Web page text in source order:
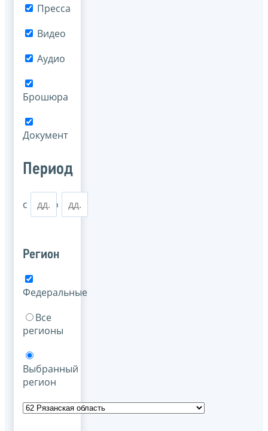
Пресса
Видео
Аудио
Брошюра
Документ
Период
с по
Регион
Федеральные
Все
регионы
Выбранный
регион